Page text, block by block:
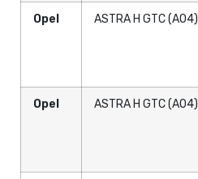
Opel ASTRA H GTC (A04)
Opel ASTRA H GTC (A04)